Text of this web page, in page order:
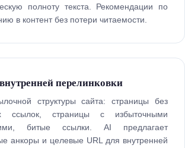
полноту текста. Рекомендации по
в контент без потери читаемости.
перелинковки
структуры сайта: страницы без
ссылок, страницы с избыточными
битые ссылки. AI предлагает
анкоры и целевые URL для внутренней